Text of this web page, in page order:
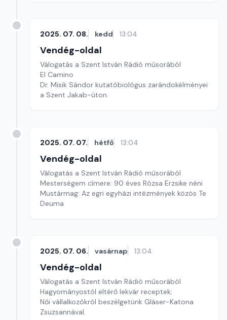
2025. 07. 08. kedd 13:04
Vendég-oldal
Válogatás a Szent István Rádió műsorából
El Camino
Dr. Misik Sándor kutatóbiológus zarándokélményei
a Szent Jakab-úton.
2025. 07. 07. hétfő 13:04
Vendég-oldal
Válogatás a Szent István Rádió műsorából
Mesterségem címere: 90 éves Rózsa Erzsike néni
Mustármag: Az egri egyházi intézmények közös Te
Deuma
2025. 07. 06. vasárnap 13:04
Vendég-oldal
Válogatás a Szent István Rádió műsorából
Hagyományostól eltérő lekvár receptek;
Női vállalkozókról beszélgetünk Gláser-Katona
Zsuzsannával.